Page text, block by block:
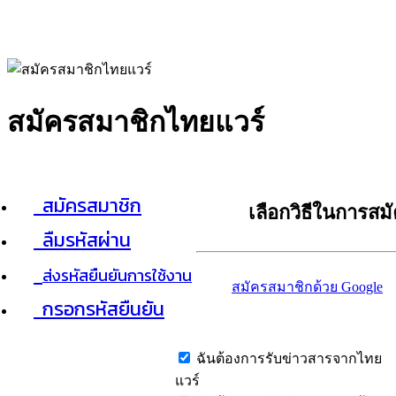
สมัครสมาชิกไทยแวร์
สมัครสมาชิก
ลืมรหัสผ่าน
ส่งรหัสยืนยันการใช้งาน
กรอกรหัสยืนยัน
เลือกวิธีในการส
สมัครสมาชิกด้วย Google
ฉันต้องการรับข่าวสารจากไทย
แวร์